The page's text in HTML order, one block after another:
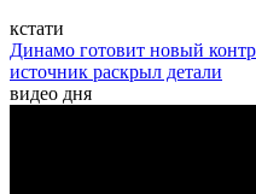
кстати
Динамо готовит новый
источник раскрыл детали
видео дня